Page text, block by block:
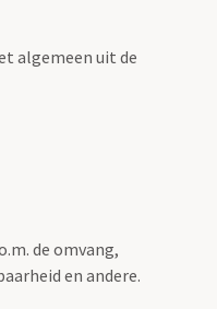
algemeen uit de
de omvang,
en andere.